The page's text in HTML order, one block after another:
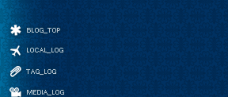
홈
위치로그
태그